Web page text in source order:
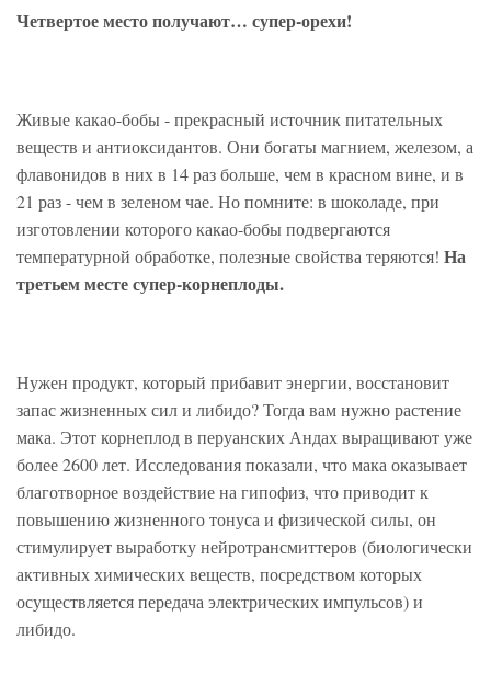
Четвертое место получают… супер-орехи!
Живые какао-бобы - прекрасный источник питательных
веществ и антиоксидантов. Они богаты магнием, железом, а
флавонидов в них в 14 раз больше, чем в красном вине, и в
21 раз - чем в зеленом чае. Но помните: в шоколаде, при
изготовлении которого какао-бобы подвергаются
температурной обработке, полезные свойства теряются! На
третьем месте супер-корнеплоды.
Нужен продукт, который прибавит энергии, восстановит
запас жизненных сил и либидо? Тогда вам нужно растение
мака. Этот корнеплод в перуанских Андах выращивают уже
более 2600 лет. Исследования показали, что мака оказывает
благотворное воздействие на гипофиз, что приводит к
повышению жизненного тонуса и физической силы, он
стимулирует выработку нейротрансмиттеров (биологически
активных химических веществ, посредством которых
осуществляется передача электрических импульсов) и
либидо.